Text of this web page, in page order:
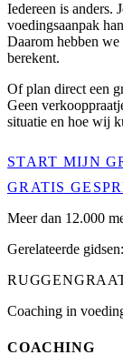
Iedereen is anders.
voedingsaanpak
Daarom hebben we
berekent.
Of plan direct een
Geen
situatie en hoe wij
START MIJN
GRATIS
Meer dan 12.000
Gerelateerde gidsen:
Coaching in
COACHING